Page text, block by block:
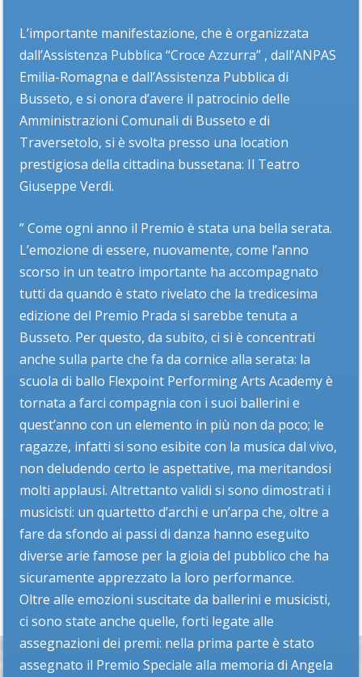
L’importante manifestazione, che è organizzata
dall’Assistenza Pubblica “Croce Azzurra” , dall’ANPAS
Emilia-Romagna e dall’Assistenza Pubblica di
Busseto, e si onora d’avere il patrocinio delle
Amministrazioni Comunali di Busseto e di
Traversetolo, si è svolta presso una location
prestigiosa della cittadina bussetana: Il Teatro
Giuseppe Verdi.
” Come ogni anno il Premio è stata una bella serata.
L’emozione di essere, nuovamente, come l’anno
scorso in un teatro importante ha accompagnato
tutti da quando è stato rivelato che la tredicesima
edizione del Premio Prada si sarebbe tenuta a
Busseto. Per questo, da subito, ci si è concentrati
anche sulla parte che fa da cornice alla serata: la
scuola di ballo Flexpoint Performing Arts Academy è
tornata a farci compagnia con i suoi ballerini e
quest’anno con un elemento in più non da poco; le
ragazze, infatti si sono esibite con la musica dal vivo,
non deludendo certo le aspettative, ma meritandosi
molti applausi. Altrettanto validi si sono dimostrati i
musicisti: un quartetto d’archi e un’arpa che, oltre a
fare da sfondo ai passi di danza hanno eseguito
diverse arie famose per la gioia del pubblico che ha
sicuramente apprezzato la loro performance.
Oltre alle emozioni suscitate da ballerini e musicisti,
ci sono state anche quelle, forti legate alle
assegnazioni dei premi: nella prima parte è stato
assegnato il Premio Speciale alla memoria di Angela